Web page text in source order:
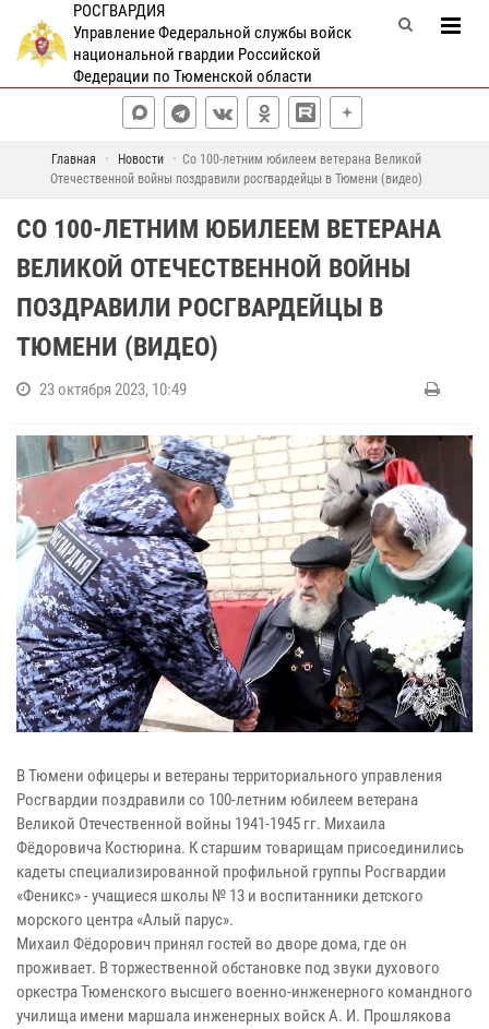
РОСГВАРДИЯ
Управление Федеральной службы войск
национальной гвардии Российской
Федерации по Тюменской области
Главная Новости
Со 100-летним юбилеем ветерана Великой
Отечественной войны поздравили росгвардейцы в Тюмени (видео)
СО 100-ЛЕТНИМ ЮБИЛЕЕМ ВЕТЕРАНА
ВЕЛИКОЙ ОТЕЧЕСТВЕННОЙ ВОЙНЫ
ПОЗДРАВИЛИ РОСГВАРДЕЙЦЫ В
ТЮМЕНИ (ВИДЕО)
23 октября 2023, 10:49
В Тюмени офицеры и ветераны территориального управления
Росгвардии поздравили со 100-летним юбилеем ветерана
Великой Отечественной войны 1941-1945 гг. Михаила
Фёдоровича Костюрина. К старшим товарищам присоединились
кадеты специализированной профильной группы Росгвардии
«Феникс» - учащиеся школы № 13 и воспитанники детского
морского центра «Алый парус».
Михаил Фёдорович принял гостей во дворе дома, где он
проживает. В торжественной обстановке под звуки духового
оркестра Тюменского высшего военно-инженерного командного
училища имени маршала инженерных войск А. И. Прошлякова